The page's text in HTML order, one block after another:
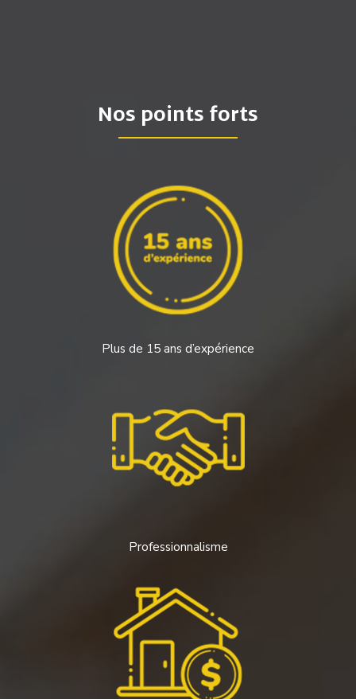
Nos points forts
Plus de 15 ans d’expérience
Professionnalisme